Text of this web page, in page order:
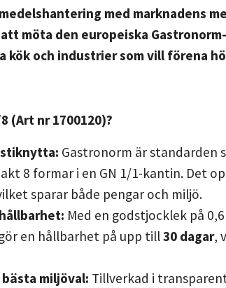
med marknadens
möta den europeiska
kök och industrier som vill förena
(Art nr 1700120)?
Gastronorm är standarden
8 formar i en GN 1/1-kantin. Det
sparar både pengar och miljö.
Med en godstjocklek på
en hållbarhet på upp till30 dagar,
miljöval: Tillverkad i